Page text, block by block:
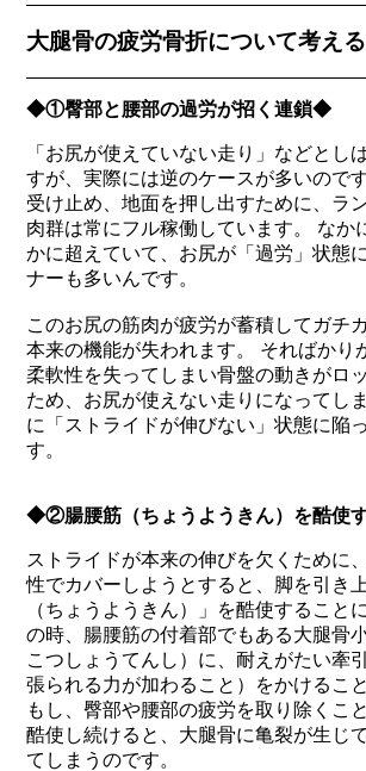
大腿骨の疲労骨折について考える
◆①臀部と腰部の過労が招く連鎖◆
「お尻が使えていない走り」などとし
すが、実際には逆のケースが多いので
受け止め、地面を押し出すために、ラ
肉群は常にフル稼働しています。 なか
かに超えていて、お尻が「過労」状態
ナーも多いんです。
このお尻の筋肉が疲労が蓄積してガチ
本来の機能が失われます。 そればかり
柔軟性を失ってしまい骨盤の動きがロ
ため、お尻が使えない走りになってし
に「ストライドが伸びない」状態に陥
す。
◆②腸腰筋（ちょうようきん）を酷使
ストライドが本来の伸びを欠くために
性でカバーしようとすると、脚を引き
（ちょうようきん）」を酷使すること
の時、腸腰筋の付着部でもある大腿骨
こつしょうてんし）に、耐えがたい牽
張られる力が加わること）をかけるこ
もし、臀部や腰部の疲労を取り除くこ
酷使し続けると、大腿骨に亀裂が生じ
てしまうのです。